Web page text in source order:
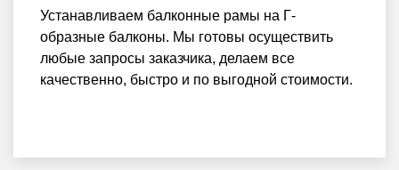
Устанавливаем балконные рамы на Г-
образные балконы. Мы готовы осуществить
любые запросы заказчика, делаем все
качественно, быстро и по выгодной стоимости.